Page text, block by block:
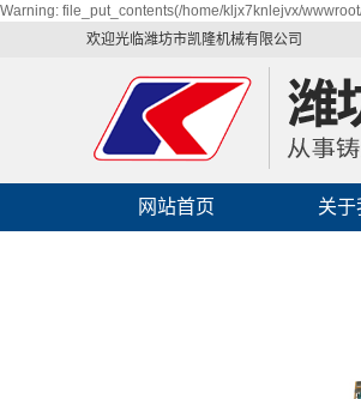
Warning: file_put_contents(/home/kljx7knlejvx/
欢迎光临潍坊市凯隆机械有限公司
网站首页 关于